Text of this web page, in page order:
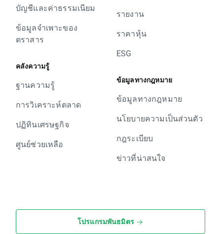
บัญชีและค่าธรรมเนียม
ข้อมูลจำเพาะของ
ตราสาร
คลังความรู้
ฐานความรู้
การวิเคราะห์ตลาด
ปฏิทินเศรษฐกิจ
ศูนย์ช่วยเหลือ
รายงาน
ราคาหุ้น
ESG
ข้อมูลทางกฎหมาย
ข้อมูลทางกฎหมาย
นโยบายความเป็นส่วนตัว
กฎระเบียบ
ข่าวที่น่าสนใจ
โปรแกรมพันธมิตร